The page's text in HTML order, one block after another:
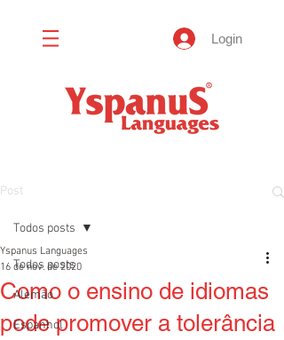
Login
Post
Todos posts
Alemão
Espanhol
Todos posts
Como o ensino de idiomas
pode promover a tolerância
Yspanus Languages
16 de nov. de 2020